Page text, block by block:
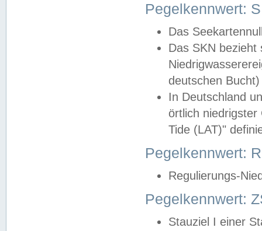
Pegelkennwert:
Das
Das SKN
deutschen
In Deutschland
örtlich
Tide (LAT)"
Pegelkennwert:
Regulierungs-
Pegelkennwert:
Stauziel I einer